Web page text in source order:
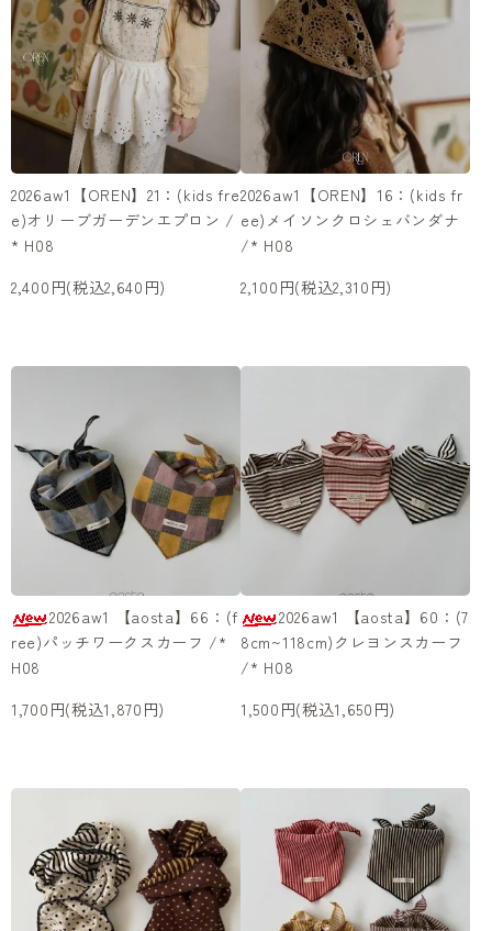
2026aw1【OREN】21：(kids fre
e)オリーブガーデンエプロン /
* H08
2,400円(税込2,640円)
2026aw1【OREN】16：(kids fr
ee)メイソンクロシェバンダナ
/* H08
2,100円(税込2,310円)
2026aw1 【aosta】66：(f
ree)パッチワークスカーフ /*
H08
1,700円(税込1,870円)
2026aw1 【aosta】60：(7
8cm~118cm)クレヨンスカーフ
/* H08
1,500円(税込1,650円)